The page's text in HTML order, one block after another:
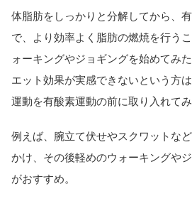
体脂肪をしっかりと分解してから、
で、より効率よく脂肪の燃焼を行う
ォーキングやジョギングを始めてみ
エット効果が実感できないという方
運動を有酸素運動の前に取り入れてみ
例えば、腕立て伏せやスクワットな
かけ、その後軽めのウォーキングや
がおすすめ。